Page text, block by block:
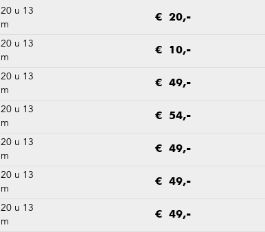
20 u 13
m
€ 20,-
20 u 13
m
€ 10,-
20 u 13
m
€ 49,-
20 u 13
m
€ 54,-
20 u 13
m
€ 49,-
20 u 13
m
€ 49,-
20 u 13
m
€ 49,-